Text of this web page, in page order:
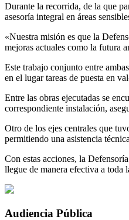
Durante la recorrida, de la que
asesoría integral en áreas
«Nuestra misión es que la
mejoras actuales como la futura
Este trabajo conjunto entre
en el lugar tareas de puesta en
Entre las obras ejecutadas se
correspondiente instalación,
Otro de los ejes centrales que
permitiendo una asistencia
Con estas acciones, la
llegue de manera efectiva a toda
Audiencia Pública